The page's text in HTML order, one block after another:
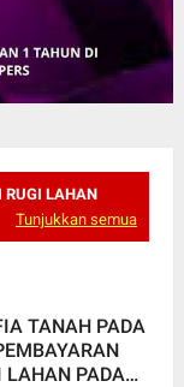
RUGI LAHAN
Tunjukkan semua
TANAH PADA
PADA